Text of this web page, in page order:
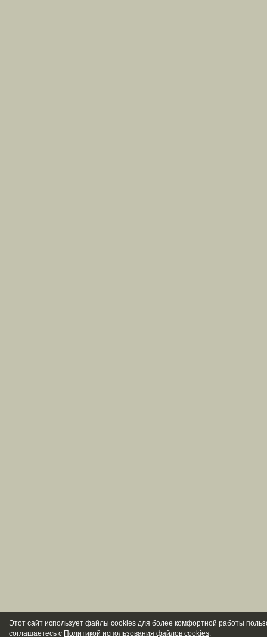
Этот сайт использует файлы cookies для более комфортной работы
соглашаетесь с Политикой использования файлов cookies